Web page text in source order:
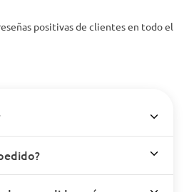
positivas de clientes en todo el